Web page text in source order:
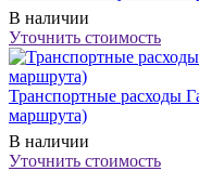
В наличии
Уточнить стоимость
Транспортные расходы
маршрута)
В наличии
Уточнить стоимость